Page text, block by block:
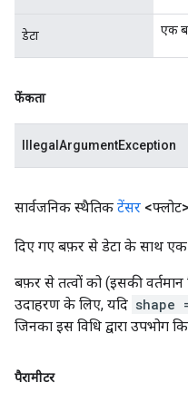
डेटा एक
फेंकता
IllegalArgumentException
सार्वजनिक स्थैतिक टेंसर <फ्लोट>
दिए गए बफ़र से डेटा के साथ एक
बफ़र से तत्वों को (इसकी
उदाहरण के लिए, यदि shape
जिनका इस विधि द्वारा उपभोग
पैरामीटर